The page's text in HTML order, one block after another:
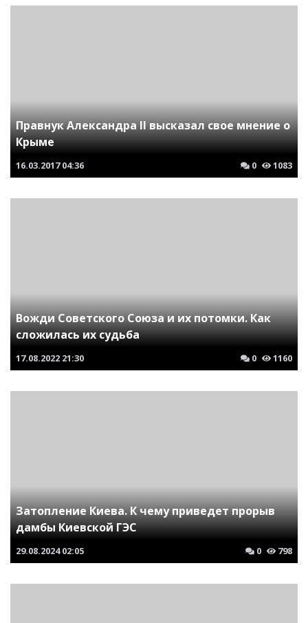
Правнук Александра II высказал свое мнение о
Крыме
16.03.2017 04:36 0 1083
Вожди Советского Союза и их потомки. Как
сложилась их судьба
17.08.2022 21:30 0 1160
Затопление Киева. К чему приведет прорыв
дамбы Киевской ГЭС
29.08.2024 02:05 0 798